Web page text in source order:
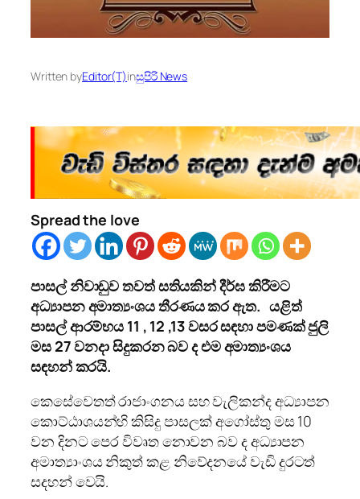
Written byEditor(T)inසුපිරි News
Spread the love
පාසල් නිවාඩුව තවත් සතියකින් දීර්ඝ කිරීමට
අධ්‍යාපන අමාත්‍යංශය තීරණය කර ඇත. යළිත්
පාසල් ආරම්භය 11 , 12 ,13 වසර සඳහා පමණක් ජුලි
මස 27 වනදා සිදුකරන බව ද එම අමාත්‍යංශය
සඳහන් කරයි.
කෙසේවෙතත් රාජාංගනය සහ වැලිකන්ද අධ්‍යාපන
කොට්ඨාශයන්හි කිසිදු පාසලක් අගෝස්තු මස 10
වන දිනට පෙර විවෘත නොවන බව ද අධ්‍යාපන
අමාත්‍යාංශය නිකුත් කළ නිවේදනයේ වැඩි දුරටත්
සදහන් වෙයි.